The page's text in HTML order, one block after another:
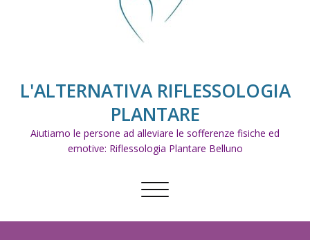
L'ALTERNATIVA RIFLESSOLOGIA
PLANTARE
Aiutiamo le persone ad alleviare le sofferenze fisiche ed
emotive: Riflessologia Plantare Belluno
Commuta